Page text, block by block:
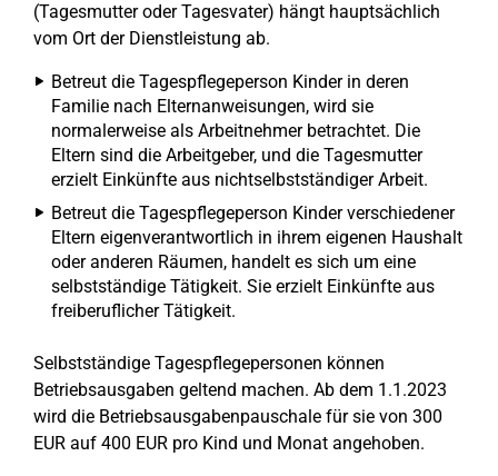
(Tagesmutter oder Tagesvater) hängt hauptsächlich
vom Ort der Dienstleistung ab.
Betreut die Tagespflegeperson Kinder in deren
Familie nach Elternanweisungen, wird sie
normalerweise als Arbeitnehmer betrachtet. Die
Eltern sind die Arbeitgeber, und die Tagesmutter
erzielt Einkünfte aus nichtselbstständiger Arbeit.
Betreut die Tagespflegeperson Kinder verschiedener
Eltern eigenverantwortlich in ihrem eigenen Haushalt
oder anderen Räumen, handelt es sich um eine
selbstständige Tätigkeit. Sie erzielt Einkünfte aus
freiberuflicher Tätigkeit.
Selbstständige Tagespflegepersonen können
Betriebsausgaben geltend machen. Ab dem 1.1.2023
wird die Betriebsausgabenpauschale für sie von 300
EUR auf 400 EUR pro Kind und Monat angehoben.